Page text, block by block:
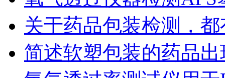
关于药品包装检测，
简述软塑包装的药品